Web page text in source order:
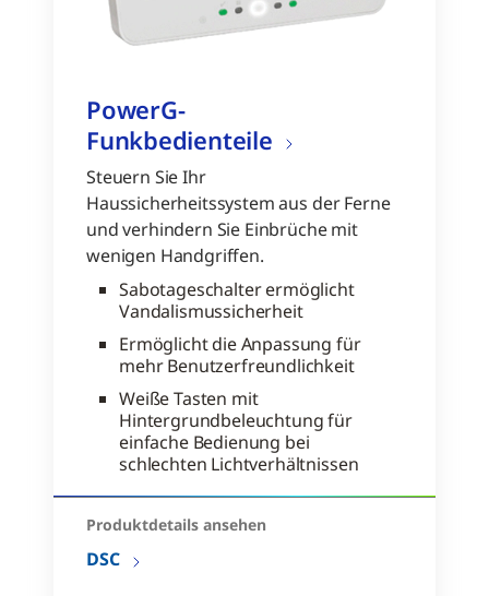
PowerG-
Funkbedienteile
Steuern Sie Ihr
Haussicherheitssystem aus der Ferne
und verhindern Sie Einbrüche mit
wenigen Handgriffen.
Sabotageschalter ermöglicht
Vandalismussicherheit
Ermöglicht die Anpassung für
mehr Benutzerfreundlichkeit
Weiße Tasten mit
Hintergrundbeleuchtung für
einfache Bedienung bei
schlechten Lichtverhältnissen
Produktdetails ansehen
DSC